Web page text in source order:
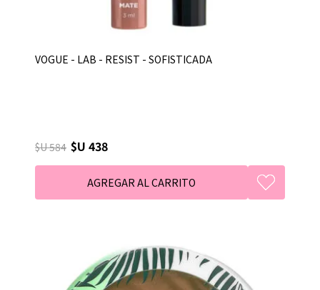
VOGUE - LAB - RESIST - SOFISTICADA
$U 584 $U 438